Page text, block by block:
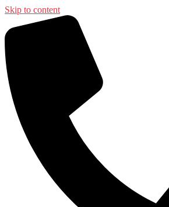
Skip to content